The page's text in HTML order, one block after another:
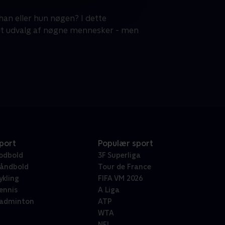
eller hun nøgen? I dette
af nøgne mennesker - men
Populær sport
3F Superliga
Tour de France
FIFA VM 2026
A Liga
ATP
WTA